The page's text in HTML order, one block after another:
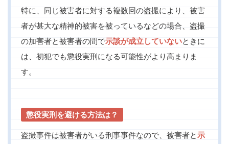
特に、同じ被害者に対する複数回の盗撮により、被害
者が甚大な精神的被害を被っているなどの場合、盗撮
の加害者と被害者の間で示談が成立していないときに
は、初犯でも懲役実刑になる可能性がより高まりま
す。
懲役実刑を避ける方法は？
盗撮事件は被害者がいる刑事事件なので、被害者と示